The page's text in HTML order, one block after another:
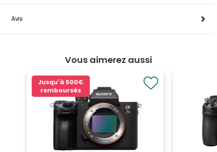
Avis
Vous aimerez aussi
Jusqu'à 500€
remboursés